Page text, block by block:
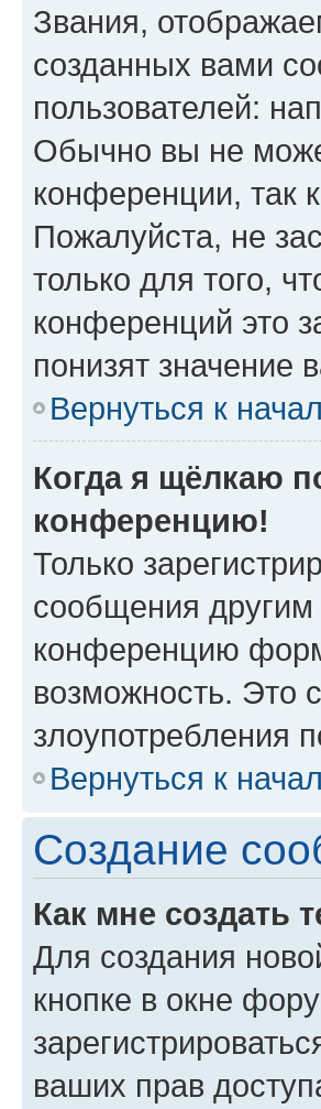
Звания,
созданных вами
пользователей:
Обычно вы не
конференции, так
Пожалуйста, не
только для того,
конференций это
понизят значение
Вернуться к
Когда я щёлкаю
конференцию!
Только
сообщения другим
конференцию
возможность. Это
злоупотребления
Вернуться к
Создание
Как мне создать
Для создания
кнопке в окне
ваших прав